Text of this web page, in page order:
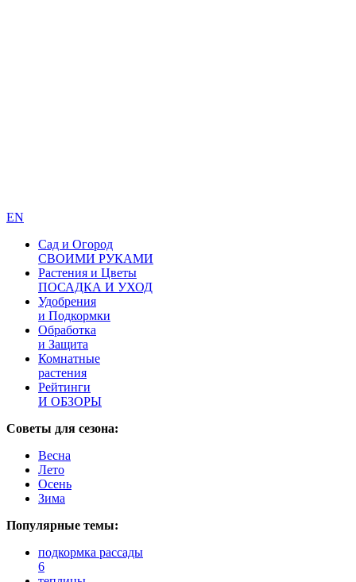
EN
Сад и Огород
СВОИМИ РУКАМИ
Растения и Цветы
ПОСАДКА И УХОД
Удобрения
и Подкормки
Обработка
и Защита
Комнатные
растения
Рейтинги
И ОБЗОРЫ
Советы для сезона:
Весна
Лето
Осень
Зима
Популярные темы:
подкормка рассады
6